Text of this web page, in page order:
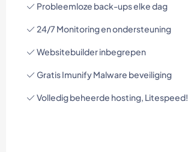
Probleemloze back-ups elke dag
24/7 Monitoring en ondersteuning
Websitebuilder inbegrepen
Gratis Imunify Malware beveiliging
Volledig beheerde hosting, Litespeed!